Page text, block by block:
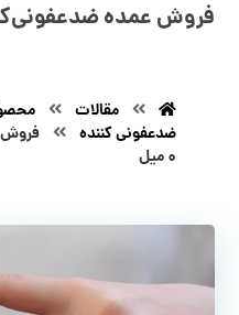
فروش عمده ضدعفونی‌کننده
مقالات
ضدعفونی کننده
۰ میل